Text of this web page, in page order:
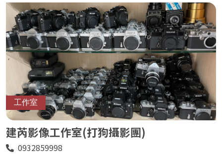
工作室
建芮影像工作室(打狗攝影團)
電
0932859998